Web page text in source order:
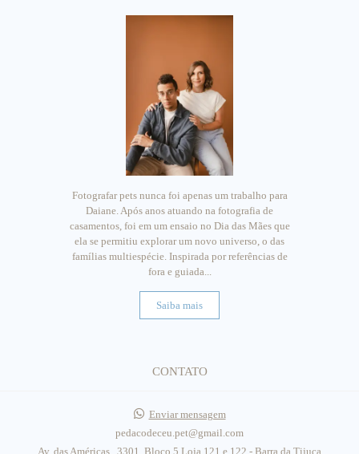
Fotografar pets nunca foi apenas um trabalho para
Daiane. Após anos atuando na fotografia de
casamentos, foi em um ensaio no Dia das Mães que
ela se permitiu explorar um novo universo, o das
famílias multiespécie. Inspirada por referências de
fora e guiada...
Saiba mais
CONTATO
Enviar mensagem
pedacodeceu.pet@gmail.com
Av. das Américas , 3301, Bloco 5 Loja 121 e 122 - Barra da Tijuca